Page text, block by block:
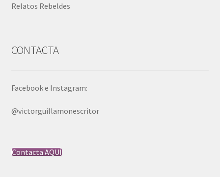
Relatos Rebeldes
CONTACTA
Facebook e Instagram:
@victorguillamonescritor
Contacta AQUÍ